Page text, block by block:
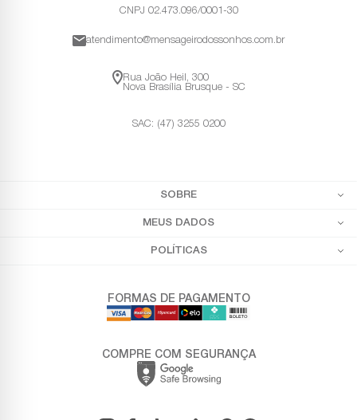
CNPJ 02.473.096/0001-30
atendimento@mensageirodossonhos.com.br
Rua João Heil, 300
Nova Brasília Brusque - SC
SAC: (47) 3255 0200
SOBRE
MEUS DADOS
POLÍTICAS
FORMAS DE PAGAMENTO
COMPRE COM SEGURANÇA